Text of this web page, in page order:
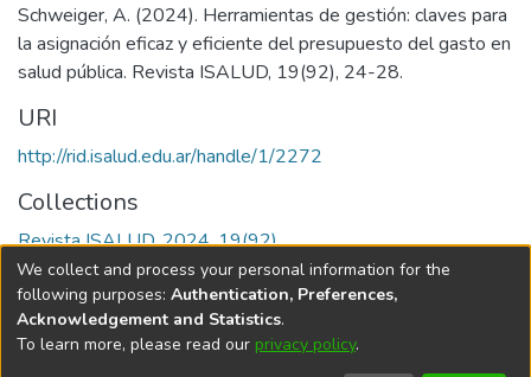
Schweiger, A. (2024). Herramientas de gestión: claves para
la asignación eficaz y eficiente del presupuesto del gasto en
salud pública. Revista ISALUD, 19(92), 24-28.
URI
http://rid.isalud.edu.ar/handle/1/2272
Collections
Revista ISALUD, 2024, 19(92)
Full item page
DSpace softwarecopyright © 2002-2026
We collect and process your personal information for the
following purposes: Authentication, Preferences,
Acknowledgement and Statistics.
To learn more, please read our privacy policy.